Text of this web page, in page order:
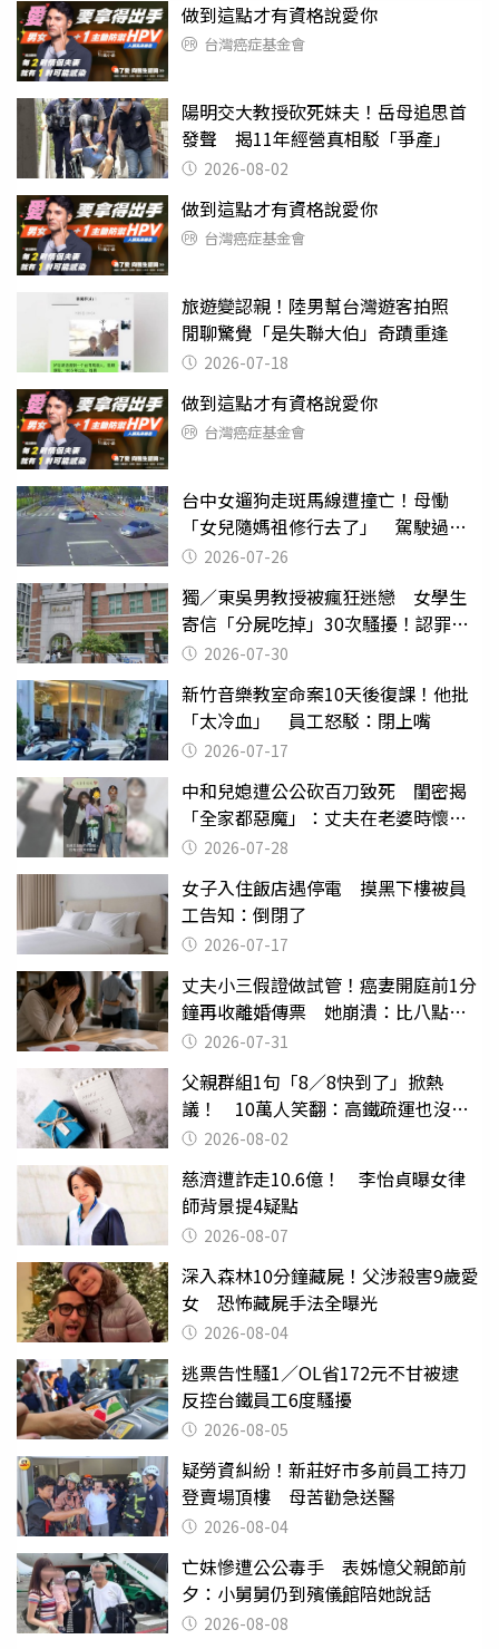
做到這點才有資格說愛你
台灣癌症基金會
陽明交大教授砍死妹夫！岳母追思首
發聲 揭11年經營真相駁「爭產」
2026-08-02
做到這點才有資格說愛你
台灣癌症基金會
旅遊變認親！陸男幫台灣遊客拍照
閒聊驚覺「是失聯大伯」奇蹟重逢
2026-07-18
做到這點才有資格說愛你
台灣癌症基金會
台中女遛狗走斑馬線遭撞亡！母慟
「女兒隨媽祖修行去了」 駕駛過失
致死判9月
2026-07-26
獨／東吳男教授被瘋狂迷戀 女學生
寄信「分屍吃掉」30次騷擾！認罪免
關 2026-07-30
新竹音樂教室命案10天後復課！他批
「太冷血」 員工怒駁：閉上嘴
2026-07-17
中和兒媳遭公公砍百刀致死 閨密揭
「全家都惡魔」：丈夫在老婆時懷孕
摔東西
2026-07-28
女子入住飯店遇停電 摸黑下樓被員
工告知：倒閉了
2026-07-17
丈夫小三假證做試管！癌妻開庭前1分
鐘再收離婚傳票 她崩潰：比八點檔
還扯2026-07-31
父親群組1句「8／8快到了」掀熱
議！ 10萬人笑翻：高鐵疏運也沒列
父親節
2026-08-02
慈濟遭詐走10.6億！ 李怡貞曝女律
師背景提4疑點
2026-08-07
深入森林10分鐘藏屍！父涉殺害9歲愛
女 恐怖藏屍手法全曝光
2026-08-04
逃票告性騷1／OL省172元不甘被逮
反控台鐵員工6度騷擾
2026-08-05
疑勞資糾紛！新莊好市多前員工持刀
登賣場頂樓 母苦勸急送醫
2026-08-04
亡妹慘遭公公毒手 表姊憶父親節前
夕：小舅舅仍到殯儀館陪她說話
2026-08-08